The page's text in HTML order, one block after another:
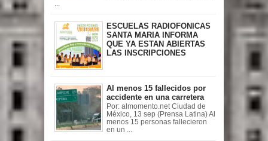
ESCUELAS RADIOFONICAS
SANTA MARIA INFORMA
QUE YA ESTAN ABIERTAS
LAS INSCRIPCIONES
Al menos 15 fallecidos por
accidente en una carretera
Por: almomento.net Ciudad de
México, 13 sep (Prensa Latina) Al
menos 15 personas fallecieron
en un ...